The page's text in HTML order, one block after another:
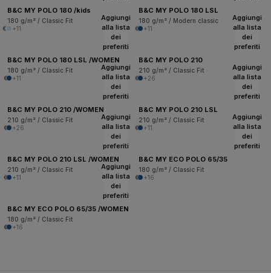
B&C MY POLO 180 /kids
180 g/m² / Classic Fit
+11
B&C MY POLO 180 LSL
180 g/m² / Modern classic
+11
Aggiungi
alla lista
dei
preferiti
B&C MY POLO 180 LSL /WOMEN
180 g/m² / Classic Fit
+11
Aggiungi
alla lista
dei
preferiti
B&C MY POLO 210
210 g/m² / Classic Fit
+26
Aggiungi
alla lista
dei
preferiti
B&C MY POLO 210 /WOMEN
210 g/m² / Classic Fit
+26
Aggiungi
alla lista
dei
preferiti
B&C MY POLO 210 LSL
210 g/m² / Classic Fit
+11
Aggiungi
alla lista
dei
preferiti
B&C MY POLO 210 LSL /WOMEN
210 g/m² / Classic Fit
+11
Aggiungi
alla lista
dei
preferiti
B&C MY ECO POLO 65/35
180 g/m² / Classic Fit
+16
Aggiungi
alla lista
dei
preferiti
B&C MY ECO POLO 65/35 /WOMEN
180 g/m² / Classic Fit
+16